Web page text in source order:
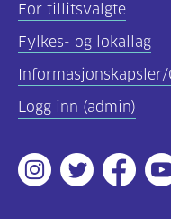
type
1
(43)
Diabetes
2
For tillitsvalgte
Fylkes- og lokallag
Informasjonskapsler/
Logg inn (admin)
Instagram
TwitterFacebook